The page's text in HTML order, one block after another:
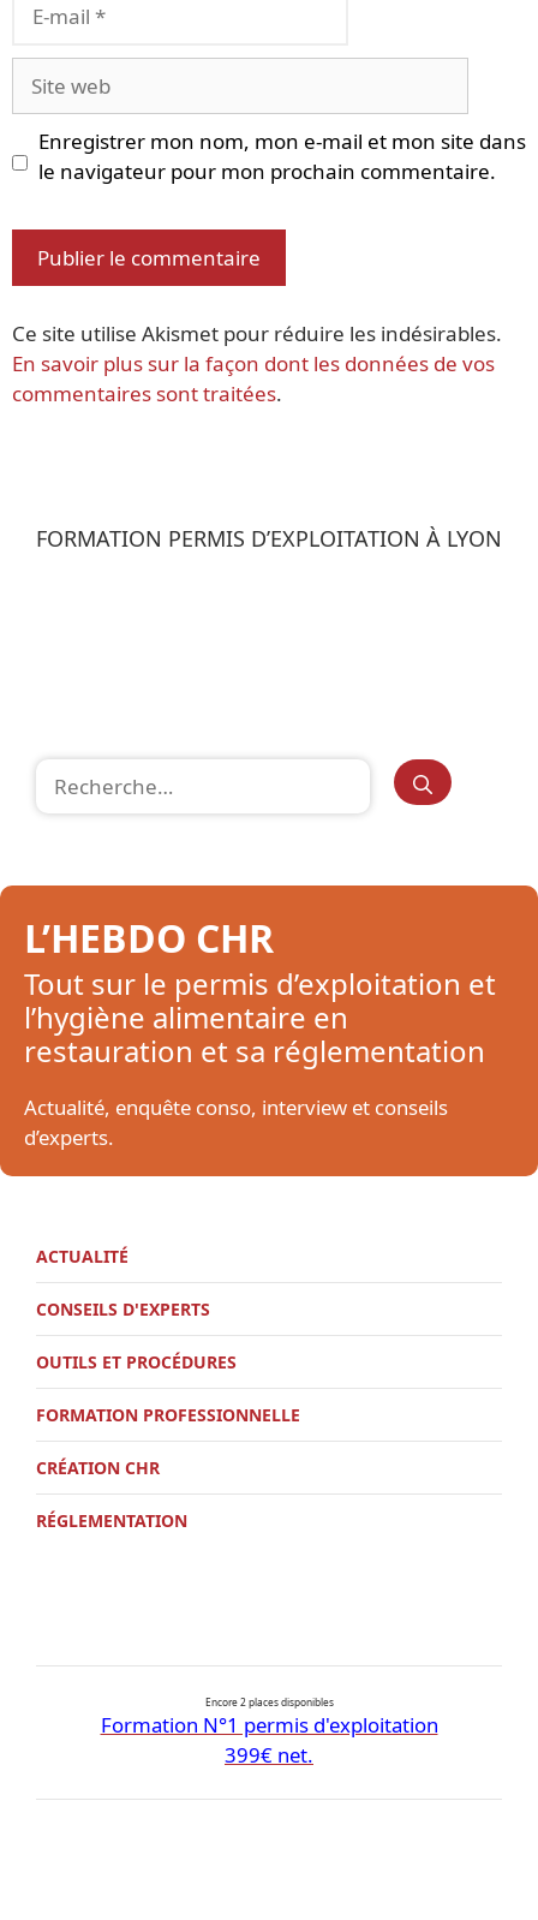
mail
web
Enregistrer mon nom, mon e-mail et mon site dans
le navigateur pour mon prochain commentaire.
Ce site utilise Akismet pour réduire les indésirables.
En savoir plus sur la façon dont les données de vos
commentaires sont traitées.
FORMATION PERMIS D’EXPLOITATION À LYON
L’HEBDO CHR
Tout sur le permis d’exploitation et
l’hygiène alimentaire en
restauration et sa réglementation
Actualité, enquête conso, interview et conseils
d’experts.
ACTUALITÉ
CONSEILS D'EXPERTS
OUTILS ET PROCÉDURES
FORMATION PROFESSIONNELLE
CRÉATION CHR
RÉGLEMENTATION
Encore 2 places disponibles
Formation N°1 permis d'exploitation
399€ net.